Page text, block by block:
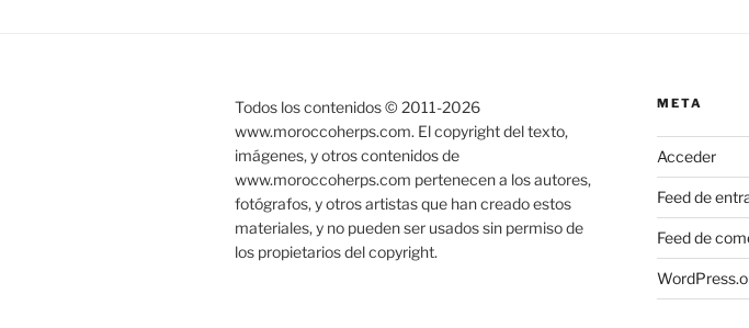
Todos los contenidos © 2011-2026
www.moroccoherps.com. El copyright del texto,
imágenes, y otros contenidos de
www.moroccoherps.com pertenecen a los autores,
fotógrafos, y otros artistas que han creado estos
materiales, y no pueden ser usados sin permiso de
los propietarios del copyright.
META
Acceder
Feed de
Feed de